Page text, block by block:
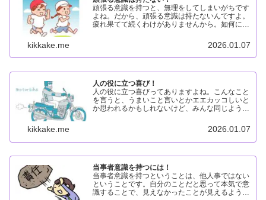
頑張る意識を持つと、無理をしてしまいがちです
よね。だから、頑張る意識は持たないんですよ。
疲れ果てて続くわけがありませんから。如何に手
ね。頑張る意識を持たない理由頑張る意識を持た
kikkake.me 2026.01.07
人の役に立つ喜び！
人の役に立つ喜びってありますよね。こんなこと
を言うと、うまいこと言いとかエエカッコしいと
か思われるかもしれないけど、みんな同じように
げられた時にはめちゃくちゃうれしいですから。
kikkake.me 2026.01.07
当事者意識を持つには！
当事者意識を持つということは、他人事ではない
ということです。自分のことだと思って本気で意
識することで、見えなかったことが見えるように